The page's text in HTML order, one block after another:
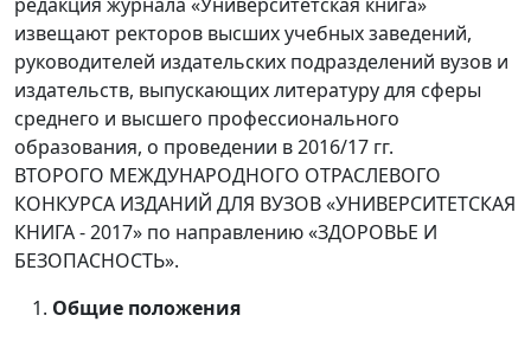
извещают ректоров высших учебных заведений,
руководителей издательских подразделений вузов и
издательств, выпускающих литературу для сферы
среднего и высшего профессионального
образования, о проведении в 2016/17 гг.
ВТОРОГО МЕЖДУНАРОДНОГО ОТРАСЛЕВОГО
КОНКУРСА ИЗДАНИЙ ДЛЯ ВУЗОВ «УНИВЕРСИТЕТСКАЯ
КНИГА - 2017» по направлению «ЗДОРОВЬЕ И
БЕЗОПАСНОСТЬ».
Общие положения